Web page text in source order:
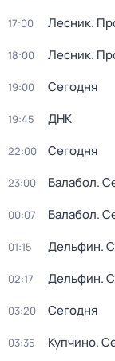
17:00 Лесник.
18:00 Лесник.
19:00 Сегодня
19:45 ДНК
22:00 Сегодня
23:00 Балабол.
00:07 Балабол.
01:15 Дельфин.
02:17 Дельфин.
03:20 Сегодня
03:35 Купчино.